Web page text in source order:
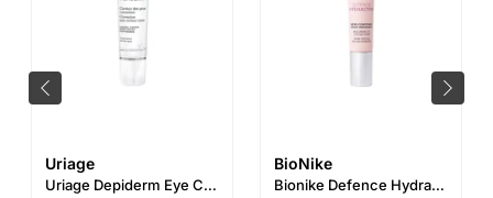
Uriage
Uriage Depiderm Eye Contour Care 15 ml
BioNike
Bionike Defence Hydractive Göz Çevresi Nemlendirici Serum 15 ml